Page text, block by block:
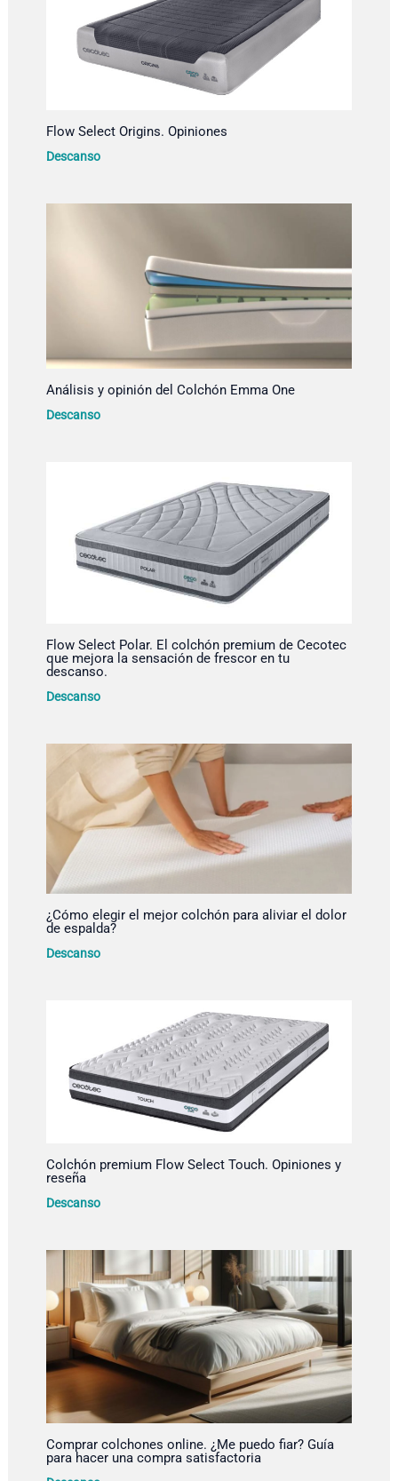
Flow Select Origins. Opiniones
Descanso
Análisis y opinión del Colchón Emma One
Descanso
Flow Select Polar. El colchón premium de Cecotec
que mejora la sensación de frescor en tu
descanso.
Descanso
¿Cómo elegir el mejor colchón para aliviar el dolor
de espalda?
Descanso
Colchón premium Flow Select Touch. Opiniones y
reseña
Descanso
Comprar colchones online. ¿Me puedo fiar? Guía
para hacer una compra satisfactoria